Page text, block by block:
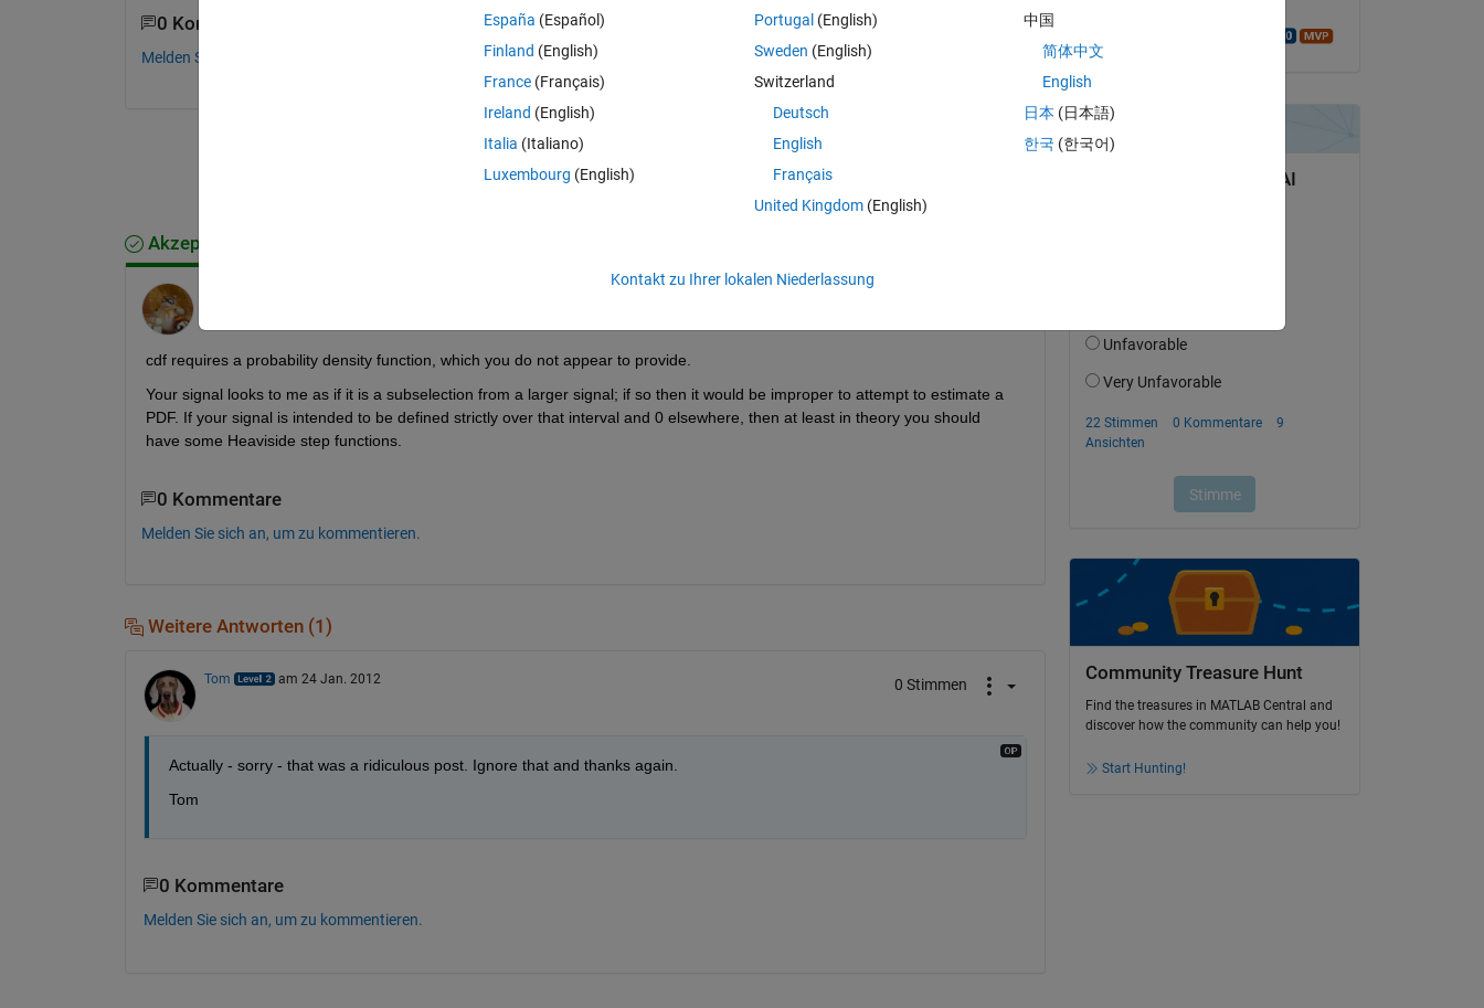
0 Kommentare
Melden Sie sich an, um zu kommentieren.
Melden Sie sich an, um diese Frage zu beantworten.
Akzeptierte Antwort
cdf requires a probability density function, which you do not appear to provide.
Your signal looks to me as if it is a subselection from a larger signal; if so then it would be improper to attempt to estimate a
PDF. If your signal is intended to be defined strictly over that interval and 0 elsewhere, then at least in theory you should
have some Heaviside step functions.
0 Kommentare
Melden Sie sich an, um zu kommentieren.
Weitere Antworten (1)
Tom am 24 Jan. 2012 0 Stimmen
Actually - sorry - that was a ridiculous post. Ignore that and thanks again.
Tom
0 Kommentare
Melden Sie sich an, um zu kommentieren.
Community Treasure Hunt
Find the treasures in MATLAB Central and
discover how the community can help you!
Start Hunting!
España (Español)
Finland (English)
France (Français)
Ireland (English)
Italia (Italiano)
Luxembourg (English)
Portugal (English)
Sweden (English)
Switzerland
Deutsch
English
Français
United Kingdom(English)
中国
简体中文
English
日本 (日本語)
한국 (한국어)
Kontakt zu Ihrer lokalen Niederlassung